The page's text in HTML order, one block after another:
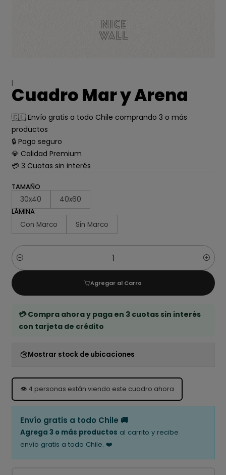
|
Cuadro Mar y Arena
🇨🇱 Envío gratis a todo Chile comprando 3 o más
productos
🔒 Pago seguro
💎 Calidad Premium
💳 3 Cuotas sin interés
TAMAÑO
30x40 40x60
LÁMINA
Con Marco Sin Marco
Cantidad
Agregar al Carro
💳 Compra ahora y paga en 3 cuotas sin interés
con tarjeta de crédito
Mostrar stock de ubicaciones
👁️ 4 personas están viendo este cuadro ahora
Envío gratis a todo Chile 🚚
Agrega 3 o más productos al carrito y recibe
envío gratis a todo Chile. ❤️